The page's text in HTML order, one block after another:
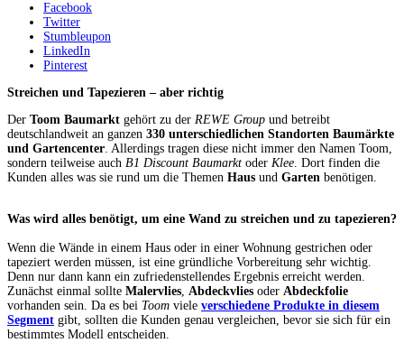
Facebook
Twitter
Stumbleupon
LinkedIn
Pinterest
Streichen und Tapezieren – aber richtig
Der Toom Baumarkt gehört zu der REWE Group und betreibt
deutschlandweit an ganzen 330 unterschiedlichen Standorten Baumärkte
und Gartencenter. Allerdings tragen diese nicht immer den Namen Toom,
sondern teilweise auch B1 Discount Baumarkt oder Klee. Dort finden die
Kunden alles was sie rund um die Themen Haus und Garten benötigen.
Was wird alles benötigt, um eine Wand zu streichen und zu tapezieren?
Wenn die Wände in einem Haus oder in einer Wohnung gestrichen oder
tapeziert werden müssen, ist eine gründliche Vorbereitung sehr wichtig.
Denn nur dann kann ein zufriedenstellendes Ergebnis erreicht werden.
Zunächst einmal sollte Malervlies, Abdeckvlies oder Abdeckfolie
vorhanden sein. Da es bei Toom viele verschiedene Produkte in diesem
Segment gibt, sollten die Kunden genau vergleichen, bevor sie sich für ein
bestimmtes Modell entscheiden.